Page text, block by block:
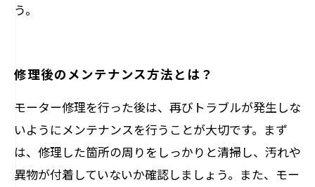
う。
修理後のメンテナンス方法とは？
モーター修理を行った後は、再びトラブルが発生しな
いようにメンテナンスを行うことが大切です。まず
は、修理した箇所の周りをしっかりと清掃し、汚れや
異物が付着していないか確認しましょう。また、モー